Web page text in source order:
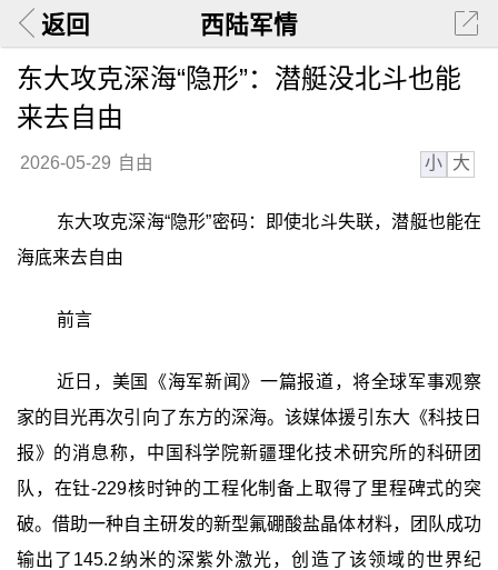
返回 西陆军情
东大攻克深海“隐形”：潜艇没北斗也能
来去自由
2026-05-29 自由 小 大
东大攻克深海“隐形”密码：即使北斗失联，潜艇也能在
海底来去自由
前言
近日，美国《海军新闻》一篇报道，将全球军事观察
家的目光再次引向了东方的深海。该媒体援引东大《科技日
报》的消息称，中国科学院新疆理化技术研究所的科研团
队，在钍-229核时钟的工程化制备上取得了里程碑式的突
破。借助一种自主研发的新型氟硼酸盐晶体材料，团队成功
输出了145.2纳米的深紫外激光，创造了该领域的世界纪